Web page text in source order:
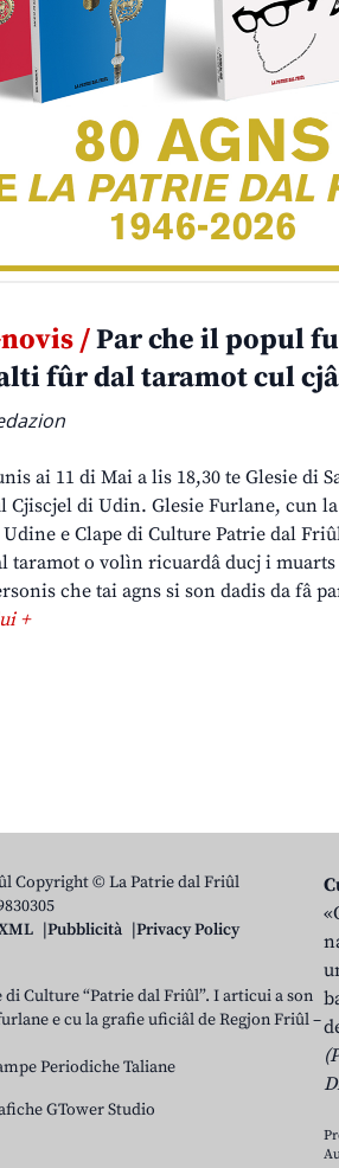
/Par che il popul
fûr dal taramot cul
ai 11 di Mai a lis 18,30 te Glesie di
Cjiscjel di Udin. Glesie Furlane, cun
e Clape di Culture Patrie dal
taramot o volìn ricuardâ ducj i muarts
che tai agns si son dadis da fâ
+
Copyright © La Patrie dal Friûl
Pubblicità
Privacy Policy
Culture “Patrie dal Friûl”. I articui a son
e cu la grafie uficiâl de Regjon Friûl –
Periodiche Taliane
GTower Studio